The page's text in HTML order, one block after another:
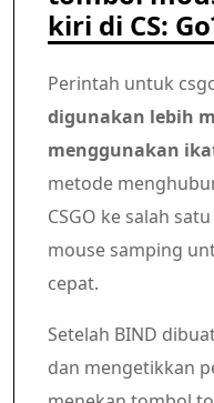
kiri di CS:
Perintah untuk
digunakan lebih
menggunakan
metode
CSGO ke salah
mouse samping
cepat.
Setelah BIND
dan mengetikkan